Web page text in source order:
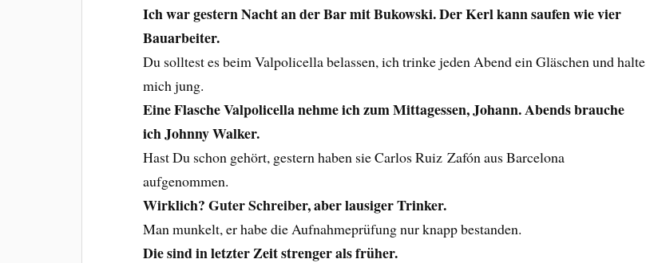
Ich war gestern Nacht an der Bar mit Bukowski. Der Kerl kann saufen wie vier
Bauarbeiter.
Du solltest es beim Valpolicella belassen, ich trinke jeden Abend ein Gläschen und halte
mich jung.
Eine Flasche Valpolicella nehme ich zum Mittagessen, Johann. Abends brauche
ich Johnny Walker.
Hast Du schon gehört, gestern haben sie Carlos Ruiz Zafón aus Barcelona
aufgenommen.
Wirklich? Guter Schreiber, aber lausiger Trinker.
Man munkelt, er habe die Aufnahmeprüfung nur knapp bestanden.
Die sind in letzter Zeit strenger als früher.